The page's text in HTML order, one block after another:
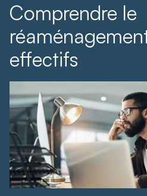
Comprendre le
effectifs